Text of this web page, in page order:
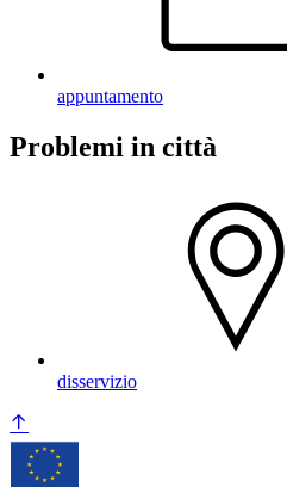
appuntamento
Problemi in città
disservizio